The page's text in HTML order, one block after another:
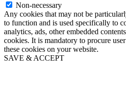
Non-necessary
Any cookies that may not be
to function and is used specifically to
analytics, ads, other embedded
cookies. It is mandatory to procure
these cookies on your website.
SAVE & ACCEPT